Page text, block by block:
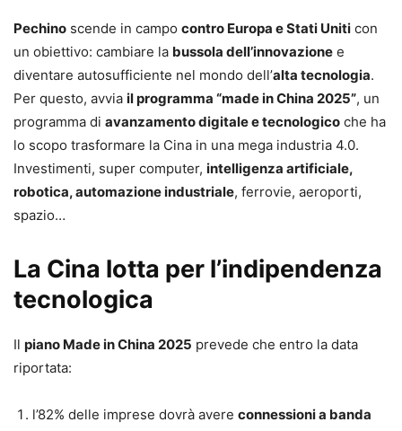
Pechino scende in campo contro Europa e Stati Uniti con
un obiettivo: cambiare la bussola dell’innovazione e
diventare autosufficiente nel mondo dell’alta tecnologia.
Per questo, avvia il programma “made in China 2025”, un
programma di avanzamento digitale e tecnologico che ha
lo scopo trasformare la Cina in una mega industria 4.0.
Investimenti, super computer, intelligenza artificiale,
robotica, automazione industriale, ferrovie, aeroporti,
spazio…
La Cina lotta per l’indipendenza
tecnologica
Il piano Made in China 2025 prevede che entro la data
riportata:
l’82% delle imprese dovrà avere connessioni a banda